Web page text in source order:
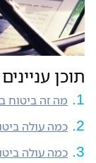
תוכן עניינים
מה זה ביטוח
כמה עולה
כמה עולה